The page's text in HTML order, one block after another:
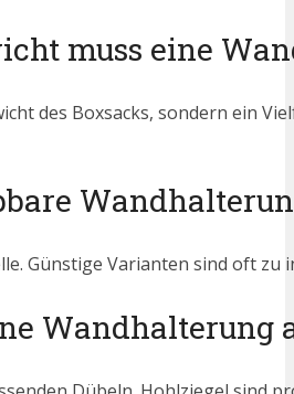
muss eine
des Boxsacks, sondern ein
Günstige Varianten sind oft zu
Wandhalterung